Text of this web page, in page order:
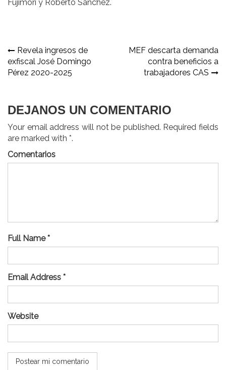
Fujimori y Roberto Sánchez.
Navegación
de
Revela ingresos de
exfiscal José Domingo
Pérez 2020-2025
MEF descarta demanda
contra beneficios a
trabajadores CAS
DEJANOS UN COMENTARIO
Your email address will not be published. Required fields
are marked with *.
Comentarios
Full Name *
Email Address *
Website